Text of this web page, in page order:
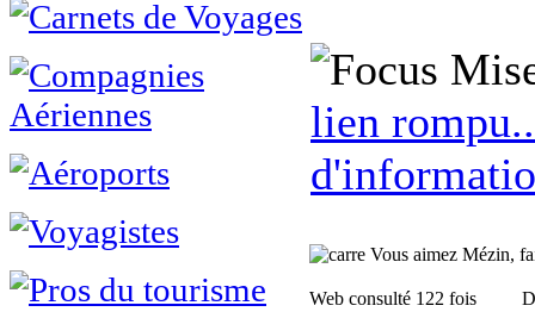
lien
Vous aimez Mézin,
Web consulté 122 fois